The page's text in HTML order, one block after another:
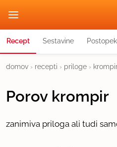
Recept Sestavine Postopek
domov › recepti › priloge ›
Porov krompir
zanimiva priloga ali tudi